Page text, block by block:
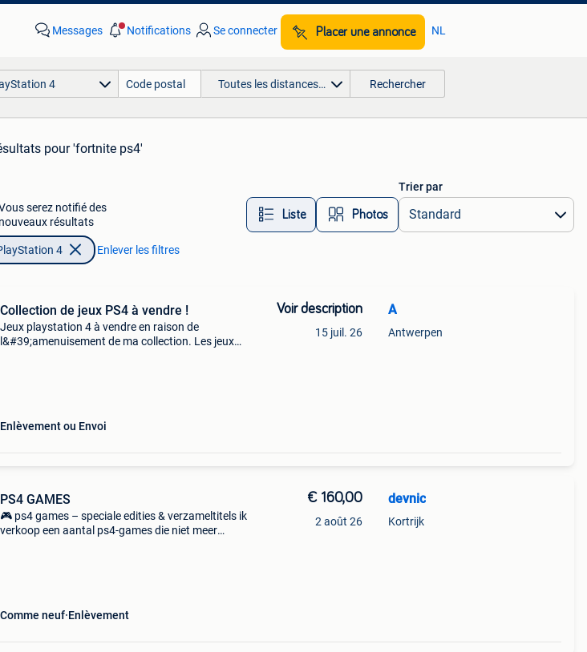
Messages Notifications Se connecter Placer une annonce NL
4 Toutes les distances… Rechercher
pour 'fortnite ps4'
serez notifié des
nouveaux résultats
Liste Photos
Trier par
4 Enlever les filtres
Collection de jeux PS4 à vendre !
Jeux playstation 4 à vendre en raison de
l&#39;amenuisement de ma collection. Les jeux
Enlèvement ou Envoi
Voir description
15 juil. 26
A
Antwerpen
PS4 GAMES
🎮 ps4 games – speciale edities & verzameltitels ik
verkoop een aantal ps4-games die niet meer
Comme neuf Enlèvement
€ 160,00
2 août 26
devnic
Kortrijk